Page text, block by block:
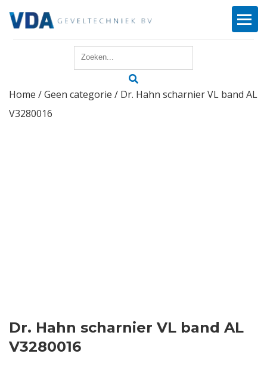
Reparatie
Login
Home /Geen categorie / Dr. Hahn scharnier VL band AL
V3280016
Dr. Hahn scharnier VL band AL
V3280016